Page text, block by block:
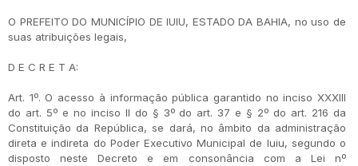
O PREFEITO DO MUNICÍPIO DE IUIU, ESTADO DA BAHIA, no uso de
suas atribuições legais,
D E C R E T A:
Art. 1º. O acesso à informação pública garantido no inciso XXXIII
do art. 5º e no inciso II do § 3º do art. 37 e § 2º do art. 216 da
Constituição da República, se dará, no âmbito da administração
direta e indireta do Poder Executivo Municipal de Iuiu, segundo o
disposto neste Decreto e em consonância com a Lei nº